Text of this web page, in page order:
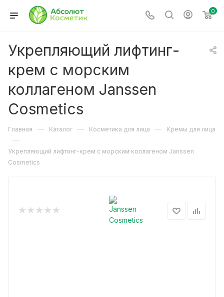
0
Укрепляющий лифтинг-
крем с морским
коллагеном Janssen
Cosmetics
Главная — Каталог — Косметика для лица — Кремы для лица
—
Укрепляющий лифтинг-крем с морским коллагеном Janssen
Cosmetics